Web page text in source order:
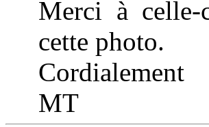
Merci à celle-
cette photo.
Cordialement
MT